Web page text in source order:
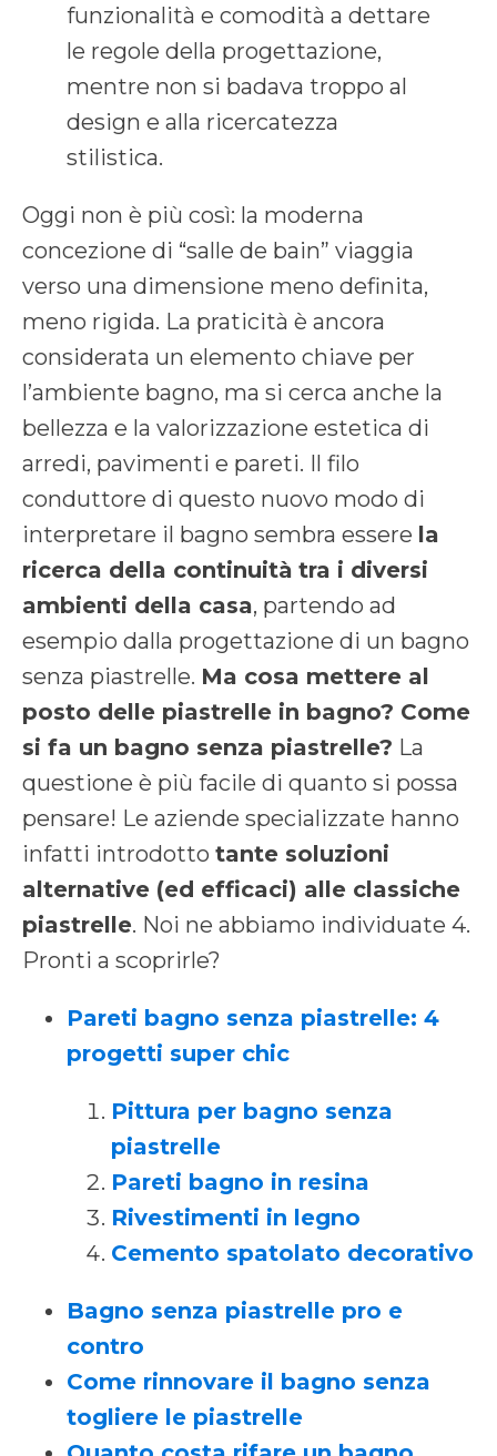
funzionalità e comodità a dettare
le regole della progettazione,
mentre non si badava troppo al
design e alla ricercatezza
stilistica.
Oggi non è più così: la moderna
concezione di “salle de bain” viaggia
verso una dimensione meno definita,
meno rigida. La praticità è ancora
considerata un elemento chiave per
l’ambiente bagno, ma si cerca anche la
bellezza e la valorizzazione estetica di
arredi, pavimenti e pareti. Il filo
conduttore di questo nuovo modo di
interpretare il bagno sembra essere la
ricerca della continuità tra i diversi
ambienti della casa, partendo ad
esempio dalla progettazione di un bagno
senza piastrelle. Ma cosa mettere al
posto delle piastrelle in bagno? Come
si fa un bagno senza piastrelle? La
questione è più facile di quanto si possa
pensare! Le aziende specializzate hanno
infatti introdotto tante soluzioni
alternative (ed efficaci) alle classiche
piastrelle. Noi ne abbiamo individuate 4.
Pronti a scoprirle?
Pareti bagno senza piastrelle: 4
progetti super chic
Pittura per bagno senza
piastrelle
Pareti bagno in resina
Rivestimenti in legno
Cemento spatolato decorativo
Bagno senza piastrelle pro e
contro
Come rinnovare il bagno senza
togliere le piastrelle